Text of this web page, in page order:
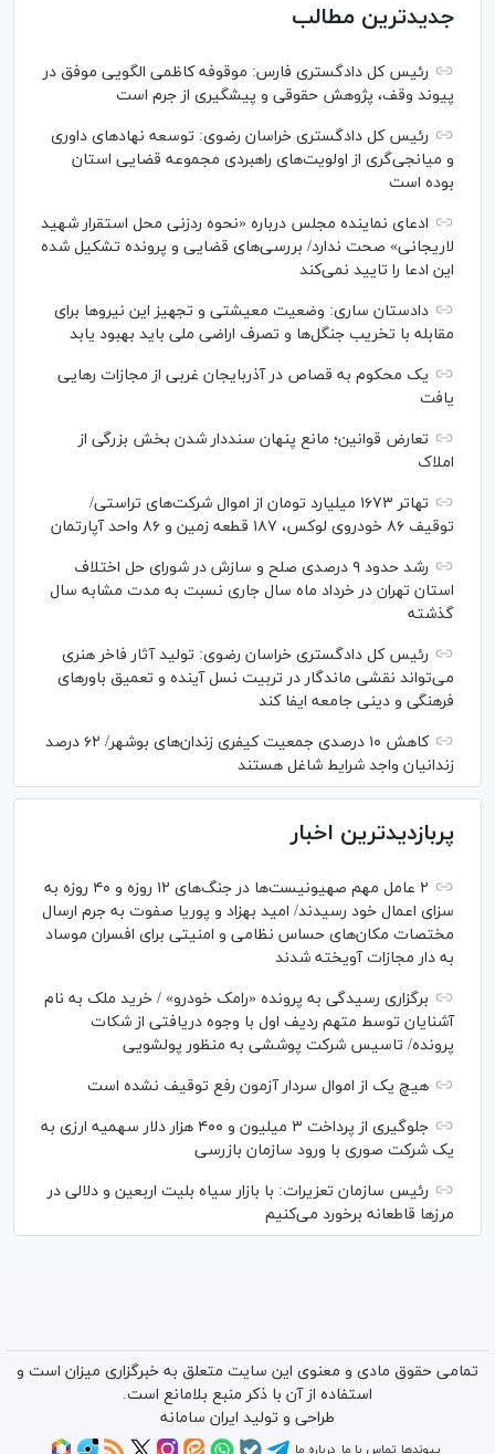
جدیدترین مطالب
رئیس کل دادگستری فارس: موقوفه کاظمی الگویی موفق در
پیوند وقف، پژوهش حقوقی و پیشگیری از جرم است
رئیس کل دادگستری خراسان رضوی: توسعه نهاد‌های داوری
و میانجی‌گری از اولویت‌های راهبردی مجموعه قضایی استان
بوده است
ادعای نماینده مجلس درباره «نحوه ردزنی محل استقرار شهید
لاریجانی» صحت ندارد/ بررسی‌های قضایی و پرونده تشکیل شده
این ادعا را تایید نمی‌کند
دادستان ساری: وضعیت معیشتی و تجهیز این نیرو‌ها برای
مقابله با تخریب جنگل‌ها و تصرف اراضی ملی باید بهبود یابد
یک محکوم به قصاص در آذربایجان‌ غربی از مجازات رهایی
یافت
تعارض قوانین؛ مانع پنهان سنددار شدن بخش بزرگی از
املاک
تهاتر ۱۶۷۳ میلیارد تومان از اموال شرکت‌های تراستی/
توقیف ۸۶ خودروی لوکس، ۱۸۷ قطعه زمین و ۸۶ واحد آپارتمان
رشد حدود ۹ درصدی صلح و سازش در شورای حل اختلاف
استان تهران در خرداد ماه سال جاری نسبت به مدت مشابه سال
گذشته
رئیس کل دادگستری خراسان رضوی: تولید آثار فاخر هنری
می‌تواند نقشی ماندگار در تربیت نسل آینده و تعمیق باور‌های
فرهنگی و دینی جامعه ایفا کند
کاهش ۱۰ درصدی جمعیت کیفری زندان‌های بوشهر/ ۶۲ درصد
زندانیان واجد شرایط شاغل هستند
پربازدیدترین اخبار
۲ عامل مهم صهیونیست‌ها در جنگ‌های ۱۲ روزه و ۴۰ روزه به
سزای اعمال خود رسیدند/ امید بهزاد و پوریا صفوت به جرم ارسال
مختصات مکان‌های حساس نظامی و امنیتی برای افسران موساد
به دار مجازات آویخته شدند
برگزاری رسیدگی به پرونده «رامک خودرو» / خرید ملک به نام
آشنایان توسط متهم ردیف اول با وجوه دریافتی از شکات
پرونده/ تاسیس شرکت پوششی به منظور پولشویی
هیچ یک از اموال سردار آزمون رفع توقیف نشده است
جلوگیری از پرداخت ۳ میلیون و ۴۰۰ هزار دلار سهمیه ارزی به
یک شرکت صوری با ورود سازمان بازرسی
رئیس سازمان تعزیرات: با بازار سیاه بلیت اربعین و دلالی در
مرز‌ها قاطعانه برخورد می‌کنیم
تمامی حقوق مادی و معنوی این سایت متعلق به خبرگزاری میزان است و
استفاده از آن با ذکر منبع بلامانع است.
طراحی و تولید ایران سامانه
پیوندها تماس با ما درباره ما